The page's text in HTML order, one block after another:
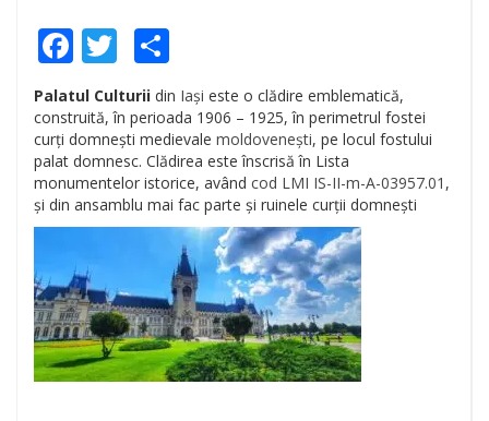
Facebook
Twitter
Palatul Culturii din Iași este o clădire emblematică,
construită, în perioada 1906 – 1925, în perimetrul fostei
curți domnești medievale moldovenești, pe locul fostului
palat domnesc. Clădirea este înscrisă în Lista
monumentelor istorice, având cod LMI IS-II-m-A-03957.01 ,
și din ansamblu mai fac parte și ruinele curții domnești